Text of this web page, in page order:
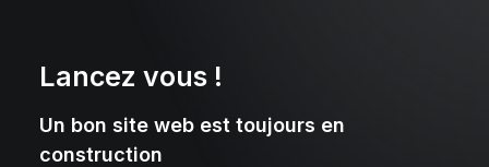
Lancez vous !
Un bon site web est toujours en
construction